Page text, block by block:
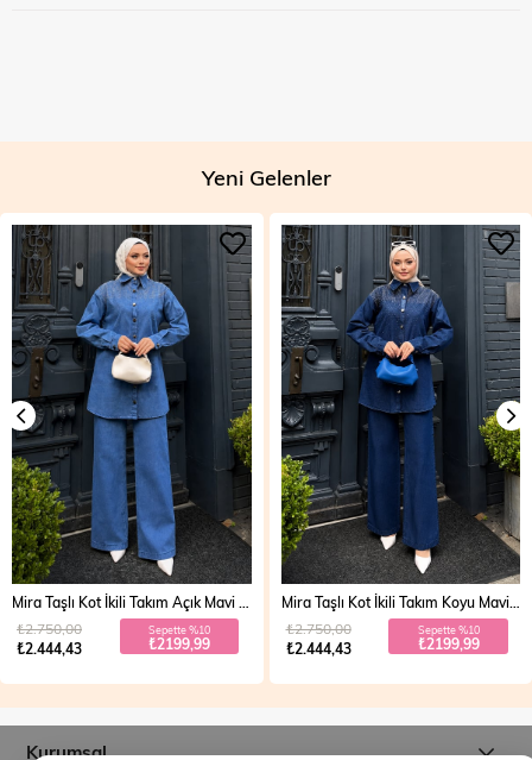
Yeni Gelenler
₺2.444,43
₺2.750,00 Sepette %10
₺2199,99
Mira Taşlı Kot İkili Takım Koyu Mavi 19286
₺2.444,43
₺2.750,00 Sepette %10
₺2199,99
Kurumsal